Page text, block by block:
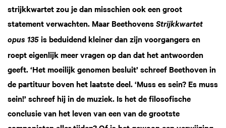
strijkkwartet zou je dan misschien ook een groot
statement verwachten. Maar Beethovens Strijkkwartet
opus 135 is beduidend kleiner dan zijn voorgangers en
roept eigenlijk meer vragen op dan dat het antwoorden
geeft. ‘Het moeilijk genomen besluit’ schreef Beethoven in
de partituur boven het laatste deel. ‘Muss es sein? Es muss
sein!’ schreef hij in de muziek. Is het de filosofische
conclusie van het leven van een van de grootste